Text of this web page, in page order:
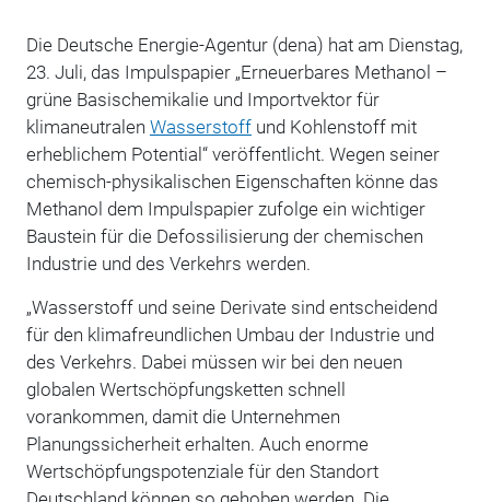
Die Deutsche Energie-Agentur (dena) hat am Dienstag,
23. Juli, das Impulspapier „Erneuerbares Methanol –
grüne Basischemikalie und Importvektor für
klimaneutralen Wasserstoffund Kohlenstoff mit
erheblichem Potential“ veröffentlicht. Wegen seiner
chemisch-physikalischen Eigenschaften könne das
Methanol dem Impulspapier zufolge ein wichtiger
Baustein für die Defossilisierung der chemischen
Industrie und des Verkehrs werden.
„Wasserstoff und seine Derivate sind entscheidend
für den klimafreundlichen Umbau der Industrie und
des Verkehrs. Dabei müssen wir bei den neuen
globalen Wertschöpfungsketten schnell
vorankommen, damit die Unternehmen
Planungssicherheit erhalten. Auch enorme
Wertschöpfungspotenziale für den Standort